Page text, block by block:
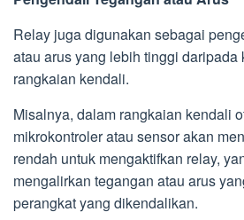
Relay juga digunakan sebagai
atau arus yang lebih tinggi
rangkaian kendali.
Misalnya, dalam rangkaian kendali
mikrokontroler atau sensor akan
rendah untuk mengaktifkan relay,
mengalirkan tegangan atau arus
perangkat yang dikendalikan.